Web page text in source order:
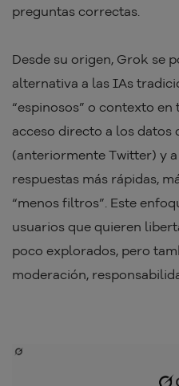
preguntas correctas.
Desde su origen, Grok se
alternativa a las IAs
“espinosos” o contexto
acceso directo a los datos
(anteriormente Twitter) y
respuestas más rápidas,
“menos filtros”. Este
usuarios que quieren
poco explorados, pero
moderación,